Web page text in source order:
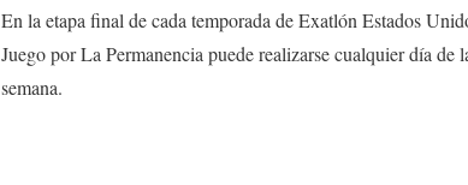
En la etapa final de cada temporada de Exatlón Estados
Juego por La Permanencia puede realizarse cualquier día
semana.